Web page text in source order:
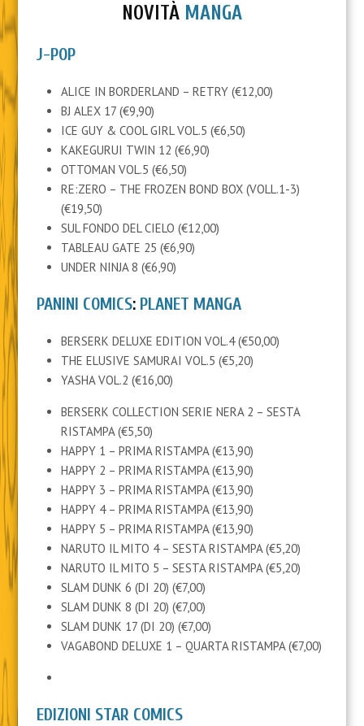
NOVITÀ MANGA
J-POP
ALICE IN BORDERLAND – RETRY (€12,00)
BJ ALEX 17 (€9,90)
ICE GUY & COOL GIRL VOL.5 (€6,50)
KAKEGURUI TWIN 12 (€6,90)
OTTOMAN VOL.5 (€6,50)
RE:ZERO – THE FROZEN BOND BOX (VOLL.1-3)
(€19,50)
SUL FONDO DEL CIELO (€12,00)
TABLEAU GATE 25 (€6,90)
UNDER NINJA 8 (€6,90)
PANINI COMICS: PLANET MANGA
BERSERK DELUXE EDITION VOL.4 (€50,00)
THE ELUSIVE SAMURAI VOL.5 (€5,20)
YASHA VOL.2 (€16,00)
BERSERK COLLECTION SERIE NERA 2 – SESTA
RISTAMPA (€5,50)
HAPPY 1 – PRIMA RISTAMPA (€13,90)
HAPPY 2 – PRIMA RISTAMPA (€13,90)
HAPPY 3 – PRIMA RISTAMPA (€13,90)
HAPPY 4 – PRIMA RISTAMPA (€13,90)
HAPPY 5 – PRIMA RISTAMPA (€13,90)
NARUTO IL MITO 4 – SESTA RISTAMPA (€5,20)
NARUTO IL MITO 5 – SESTA RISTAMPA (€5,20)
SLAM DUNK 6 (DI 20) (€7,00)
SLAM DUNK 8 (DI 20) (€7,00)
SLAM DUNK 17 (DI 20) (€7,00)
VAGABOND DELUXE 1 – QUARTA RISTAMPA (€7,00)
EDIZIONI STAR COMICS